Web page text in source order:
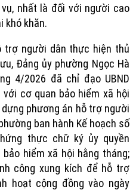
nhất là đối với người cao
khó khăn.
trợ người dân thực hiện thủ
Đảng ủy phường Ngọc Hà
4/2026 đã chỉ đạo UBND
cơ quan bảo hiểm xã hội
phương án hỗ trợ người
ban hành Kế hoạch số
thực chữ ký ủy quyền
hiểm xã hội hằng tháng;
công xung kích để hỗ trợ
hoạt cộng đồng vào ngày